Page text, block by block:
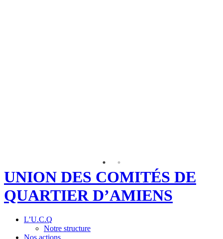
UNION DES COMITÉS DE
QUARTIER D’AMIENS
L’U.C.Q
Notre structure